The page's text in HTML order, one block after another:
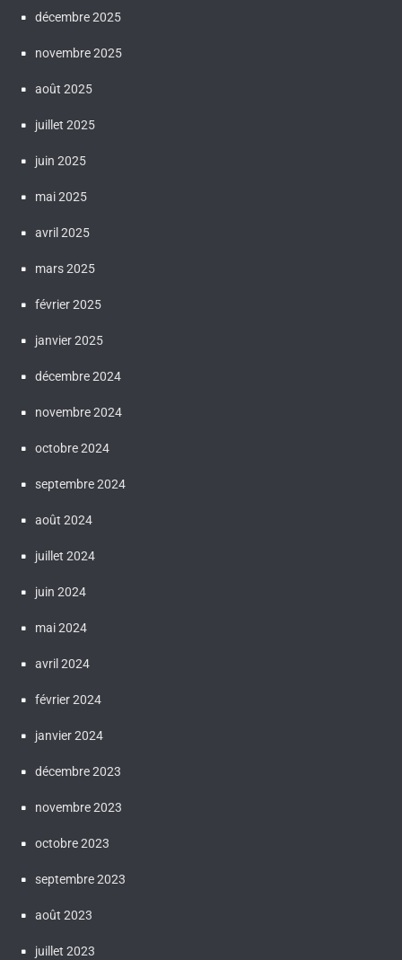
décembre 2025
novembre 2025
août 2025
juillet 2025
juin 2025
mai 2025
avril 2025
mars 2025
février 2025
janvier 2025
décembre 2024
novembre 2024
octobre 2024
septembre 2024
août 2024
juillet 2024
juin 2024
mai 2024
avril 2024
février 2024
janvier 2024
décembre 2023
novembre 2023
octobre 2023
septembre 2023
août 2023
juillet 2023